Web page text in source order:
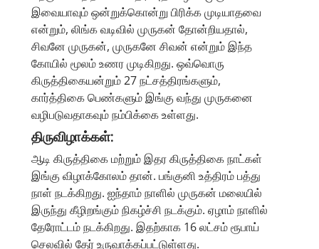
இவையாவும் ஒன்றுக்கொன்று பிரிக்க முடியாதவை
என்றும், லிங்க வடிவில் முருகன் தோன்றியதால்,
சிவனே முருகன், முருகனே சிவன் என்றும் இந்த
கோயில் மூலம் உணர முடிகிறது. ஒவ்வொரு
கிருத்திகையன்றும் 27 நட்சத்திரங்களும்,
கார்த்திகை பெண்களும் இங்கு வந்து முருகனை
வழிபடுவதாகவும் நம்பிக்கை உள்ளது.
திருவிழாக்கள்:
ஆடி கிருத்திகை மற்றும் இதர கிருத்திகை நாட்கள்
இங்கு விழாக்கோலம் தான். பங்குனி உத்திரம் பத்து
நாள் நடக்கிறது. ஐந்தாம் நாளில் முருகன் மலையில்
இருந்து கீழிறங்கும் நிகழ்ச்சி நடக்கும். ஏழாம் நாளில்
தேரோட்டம் நடக்கிறது. இதற்காக 16 லட்சம் ரூபாய்
செலவில் தேர் உருவாக்கப்பட்டுள்ளது.